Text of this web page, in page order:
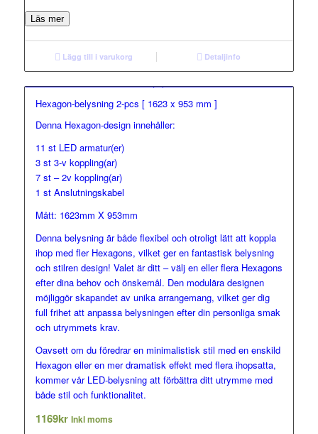
Läs mer
Lägg till i varukorg Detaljinfo
Hexagon-belysning 2-pcs [ 1623 x 953 mm ]
Denna Hexagon-design innehåller:
11 st LED armatur(er)
3 st 3-v koppling(ar)
7 st – 2v koppling(ar)
1 st Anslutningskabel
Mått: 1623mm X 953mm
Denna belysning är både flexibel och otroligt lätt att koppla
ihop med fler Hexagons, vilket ger en fantastisk belysning
och stilren design! Valet är ditt – välj en eller flera Hexagons
efter dina behov och önskemål. Den modulära designen
möjliggör skapandet av unika arrangemang, vilket ger dig
full frihet att anpassa belysningen efter din personliga smak
och utrymmets krav.
Oavsett om du föredrar en minimalistisk stil med en enskild
Hexagon eller en mer dramatisk effekt med flera ihopsatta,
kommer vår LED-belysning att förbättra ditt utrymme med
både stil och funktionalitet.
1169kr Inkl moms